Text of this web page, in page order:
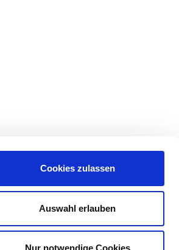
Cookies zulassen
Auswahl erlauben
Nur notwendige Cookies